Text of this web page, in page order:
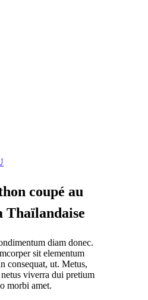
coupé au
Thaïlandaise
diam donec.
sit elementum
consequat, ut. Metus,
viverra dui pretium
morbi amet.